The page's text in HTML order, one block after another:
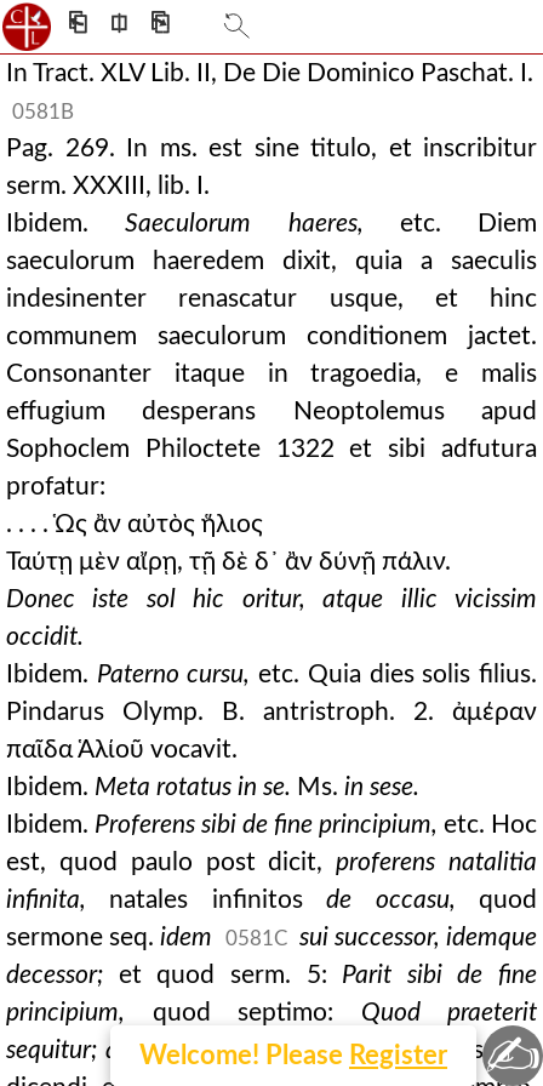
⎗ ⎅ ⎘
Welcome! Please Register
In Tract. XLV Lib. II, De Die Dominico Paschat. I.
0581B
Pag. 269. In ms. est sine titulo, et inscribitur
serm. XXXIII, lib. I.
Ibidem.Saeculorum haeres, etc. Diem
saeculorum haeredem dixit, quia a saeculis
indesinenter renascatur usque, et hinc
communem saeculorum conditionem jactet.
Consonanter itaque in tragoedia, e malis
effugium desperans Neoptolemus apud
Sophoclem Philoctete 1322 et sibi adfutura
profatur:
. . . . Ὡς ἂν αὐτὸς ἥλιος
Ταύτῃ μὲν αἴρῃ, τῇ δὲ δ᾽ ἂν δύνῇ πάλιν.
Donec iste sol hic oritur, atque illic vicissim
occidit.
Ibidem. Paterno cursu, etc. Quia dies solis filius.
Pindarus Olymp. B. antristroph. 2. ἀμέραν
παῖδα Ἁλίοῦ vocavit.
Ibidem. Meta rotatus in se. Ms. in sese.
Ibidem. Proferens sibi de fine principium, etc. Hoc
est, quod paulo post dicit,proferens natalitia
infinita, natales infinitosde occasu, quod
sermone seq.idem 0581C
sui successor, idemque
decessor; et quod serm. 5: Parit sibi de fine
principium, quod septimo: Quod praeterit
sequitur; quod futurum est antecedit;et aliis alibi
✍